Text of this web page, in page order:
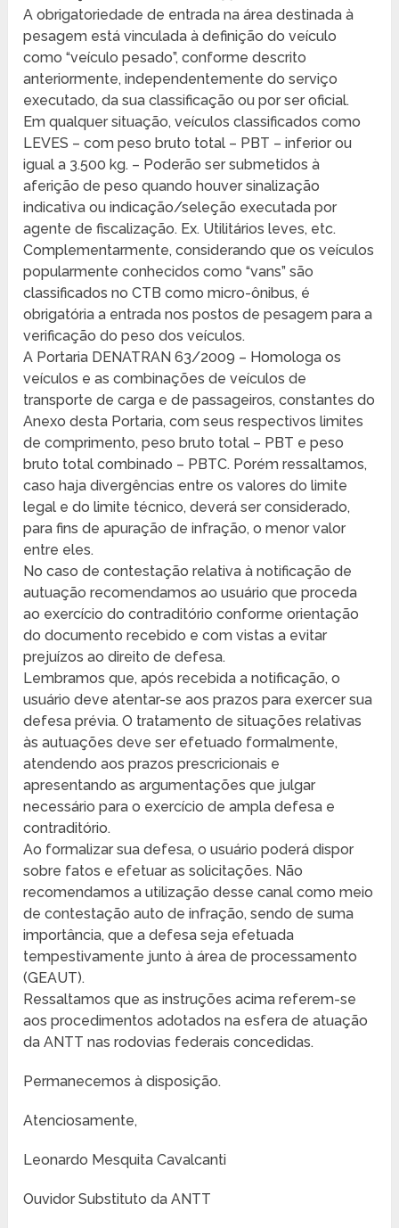
A obrigatoriedade de entrada na área destinada à
pesagem está vinculada à definição do veículo
como “veículo pesado”, conforme descrito
anteriormente, independentemente do serviço
executado, da sua classificação ou por ser oficial.
Em qualquer situação, veículos classificados como
LEVES – com peso bruto total – PBT – inferior ou
igual a 3.500 kg. – Poderão ser submetidos à
aferição de peso quando houver sinalização
indicativa ou indicação/seleção executada por
agente de fiscalização. Ex. Utilitários leves, etc.
Complementarmente, considerando que os veículos
popularmente conhecidos como “vans” são
classificados no CTB como micro-ônibus, é
obrigatória a entrada nos postos de pesagem para a
verificação do peso dos veículos.
A Portaria DENATRAN 63/2009 – Homologa os
veículos e as combinações de veículos de
transporte de carga e de passageiros, constantes do
Anexo desta Portaria, com seus respectivos limites
de comprimento, peso bruto total – PBT e peso
bruto total combinado – PBTC. Porém ressaltamos,
caso haja divergências entre os valores do limite
legal e do limite técnico, deverá ser considerado,
para fins de apuração de infração, o menor valor
entre eles.
No caso de contestação relativa à notificação de
autuação recomendamos ao usuário que proceda
ao exercício do contraditório conforme orientação
do documento recebido e com vistas a evitar
prejuízos ao direito de defesa.
Lembramos que, após recebida a notificação, o
usuário deve atentar-se aos prazos para exercer sua
defesa prévia. O tratamento de situações relativas
às autuações deve ser efetuado formalmente,
atendendo aos prazos prescricionais e
apresentando as argumentações que julgar
necessário para o exercício de ampla defesa e
contraditório.
Ao formalizar sua defesa, o usuário poderá dispor
sobre fatos e efetuar as solicitações. Não
recomendamos a utilização desse canal como meio
de contestação auto de infração, sendo de suma
importância, que a defesa seja efetuada
tempestivamente junto à área de processamento
(GEAUT).
Ressaltamos que as instruções acima referem-se
aos procedimentos adotados na esfera de atuação
da ANTT nas rodovias federais concedidas.
Permanecemos à disposição.
Atenciosamente,
Leonardo Mesquita Cavalcanti
Ouvidor Substituto da ANTT